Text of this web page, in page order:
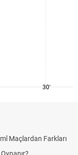
30'
Maçlardan Farkları